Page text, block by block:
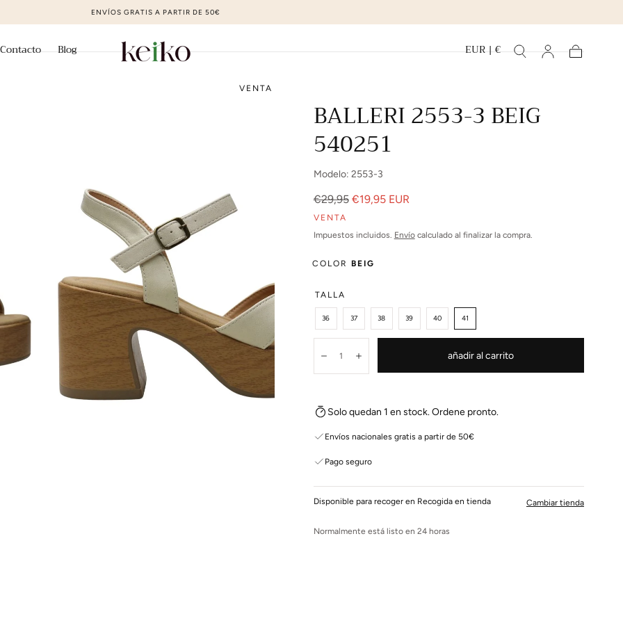
ZAPATOS DE MODA AL MEJOR PRECIO
Contacto Blog EUR | €
VENTA
BALLERI 2553-3 BEIG
540251
Modelo: 2553-3
Precio
regular
€29,95 Precio
venta
€19,95 EUR
VENTA
Impuestos incluidos. Envíocalculado al finalizar la compra.
COLOR BEIG
TALLA
36 37 38 39 40 41
DisminuirAumentar añadir al carrito
Solo quedan 1 en stock. Ordene pronto.
Envíos nacionales gratis a partir de 50€
Pago seguro
Disponible para recoger en Recogida en tienda
Normalmente está listo en 24 horas
Cambiar tienda